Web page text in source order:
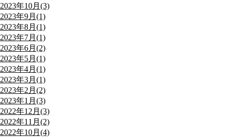
2023年10月(3)
2023年9月(1)
2023年8月(1)
2023年7月(1)
2023年6月(2)
2023年5月(1)
2023年4月(1)
2023年3月(1)
2023年2月(2)
2023年1月(3)
2022年12月(3)
2022年11月(2)
2022年10月(4)